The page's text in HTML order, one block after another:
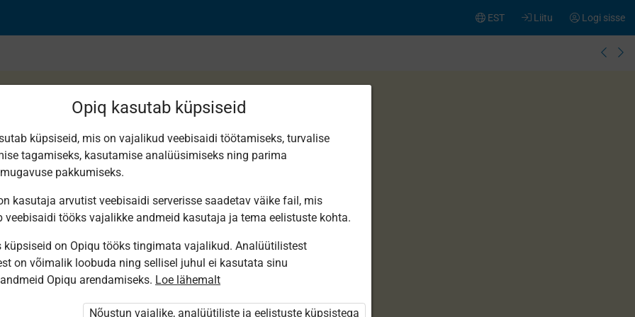
Logi sisse
Liitu
EST
ole Opiqusse sisse logitud.
Õpilastele saab määrata õpiku
Opiq kasutab küpsiseid
küpsiseid, mis on vajalikud veebisaidi töötamiseks, turvalise
tagamiseks, kasutamise analüüsimiseks ning parima
pakkumiseks.
kasutaja arvutist veebisaidi serverisse saadetav väike fail, mis
veebisaidi tööks vajalikke andmeid kasutaja ja tema eelistuste kohta.
küpsiseid on Opiqu tööks tingimata vajalikud. Analüütilistest
on võimalik loobuda ning sellisel juhul ei kasutata sinu
Opiqu arendamiseks. Loe lähemalt
Nõustun vajalike, analüütiliste ja eelistuste küpsistega